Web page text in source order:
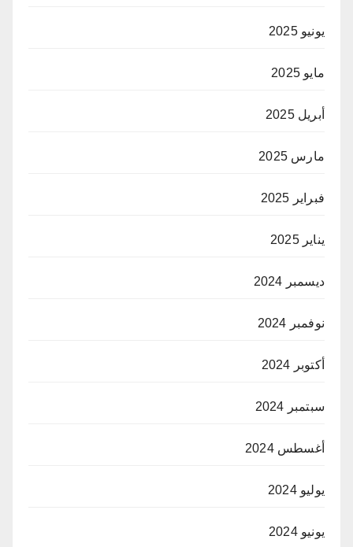
يونيو 2025
مايو 2025
أبريل 2025
مارس 2025
فبراير 2025
يناير 2025
ديسمبر 2024
نوفمبر 2024
أكتوبر 2024
سبتمبر 2024
أغسطس 2024
يوليو 2024
يونيو 2024